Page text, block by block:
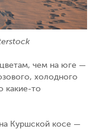
чем на юге —
холодного
какие-то
Куршской косе —